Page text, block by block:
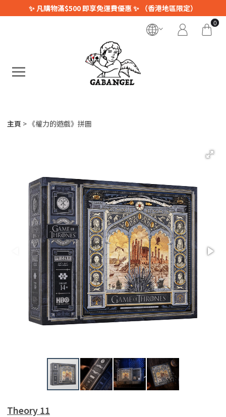
✨ 凡購物滿$500 即享免運費優惠 ✨ （香港地區限定）
0
主頁 《權力的遊戲》拼圖
Theory 11